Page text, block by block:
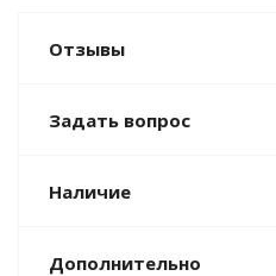
Отзывы
Задать вопрос
Наличие
Дополнительно